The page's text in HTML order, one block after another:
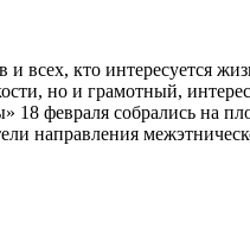
и всех, кто интересуется
но и грамотный,
18 февраля собрались на
направления